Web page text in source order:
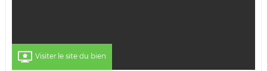
Visiter le site du bien